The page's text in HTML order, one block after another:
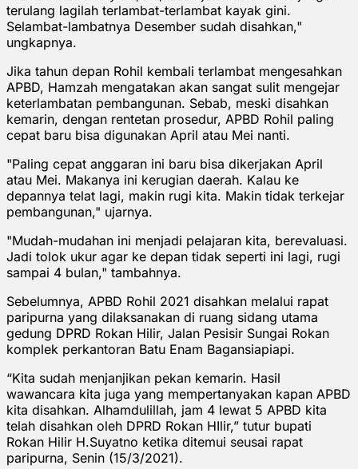
terulang lagilah terlambat-terlambat kayak gini.
Selambat-lambatnya Desember sudah disahkan,"
ungkapnya.
Jika tahun depan Rohil kembali terlambat mengesahkan
APBD, Hamzah mengatakan akan sangat sulit mengejar
keterlambatan pembangunan. Sebab, meski disahkan
kemarin, dengan rentetan prosedur, APBD Rohil paling
cepat baru bisa digunakan April atau Mei nanti.
"Paling cepat anggaran ini baru bisa dikerjakan April
atau Mei. Makanya ini kerugian daerah. Kalau ke
depannya telat lagi, makin rugi kita. Makin tidak terkejar
pembangunan," ujarnya.
"Mudah-mudahan ini menjadi pelajaran kita, berevaluasi.
Jadi tolok ukur agar ke depan tidak seperti ini lagi, rugi
sampai 4 bulan," tambahnya.
Sebelumnya, APBD Rohil 2021 disahkan melalui rapat
paripurna yang dilaksanakan di ruang sidang utama
gedung DPRD Rokan Hilir, Jalan Pesisir Sungai Rokan
komplek perkantoran Batu Enam Bagansiapiapi.
“Kita sudah menjanjikan pekan kemarin. Hasil
wawancara kita juga yang mempertanyakan kapan APBD
kita disahkan. Alhamdulillah, jam 4 lewat 5 APBD kita
telah disahkan oleh DPRD Rokan HIlir,” tutur bupati
Rokan Hilir H.Suyatno ketika ditemui seusai rapat
paripurna, Senin (15/3/2021).